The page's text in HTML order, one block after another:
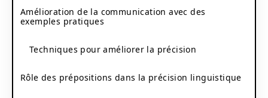
Amélioration de la communication avec des
exemples pratiques
Techniques pour améliorer la précision
Rôle des prépositions dans la précision linguistique